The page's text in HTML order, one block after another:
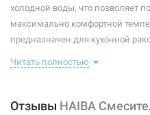
Артикул: 211073
HAIBA Смеситель для
656 грн
Материал корпуса смесителя
Тип излива:
холодной воды, что позволяет
максимально комфортной
предназначен для кухонной
позволяющего "запоминать"
крепление, подводки.
Читать полностью
Отзывы HAIBA